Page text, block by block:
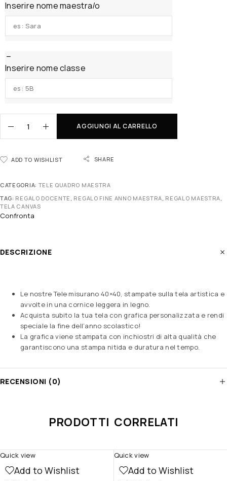
Inserire nome maestra/o
Inserire nome classe
AGGIUNGI AL CARRELLO
ADD TO WISHLIST SHARE
CATEGORIA: TELE QUADRO MAESTRA
TAG: REGALO DOCENTE , REGALO FINE ANNO MAESTRA, REGALO MAESTRA,
TELA CANVAS
Confronta
DESCRIZIONE
Le nostre Tele misurano 40×40, stampate sulla tela artistica e
avvolte in una cornice leggera in legno.
Acquista subito la tua tela con grafica personalizzata e rendi
speciale la fine dell’anno scolastico!
La grafica viene stampata con inchiostri di alta qualità che
garantiscono una stampa nitida e duratura nel tempo.
RECENSIONI (0)
PRODOTTI CORRELATI
Add to Wishlist
Quick view
Add to Wishlist
Quick view